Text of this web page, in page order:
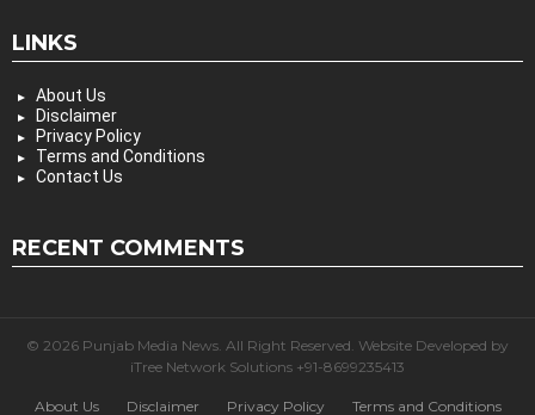
LINKS
About Us
Disclaimer
Privacy Policy
Terms and Conditions
Contact Us
RECENT COMMENTS
© 2026 Punjab Media News. All Right Reserved. Website Developed by
iTree Network Solutions +91-8699235413
About Us Disclaimer Privacy Policy Terms and Conditions